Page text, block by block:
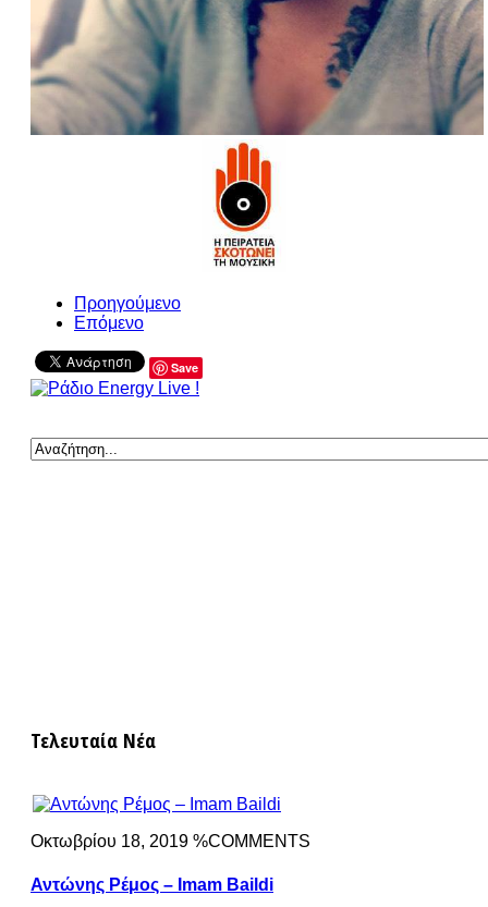
Προηγούμενο
Επόμενο
Save
Τελευταία Νέα
Οκτωβρίου 18, 2019 %COMMENTS
Αντώνης Ρέμος – Imam Baildi